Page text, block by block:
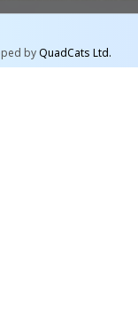
byQuadCats Ltd.